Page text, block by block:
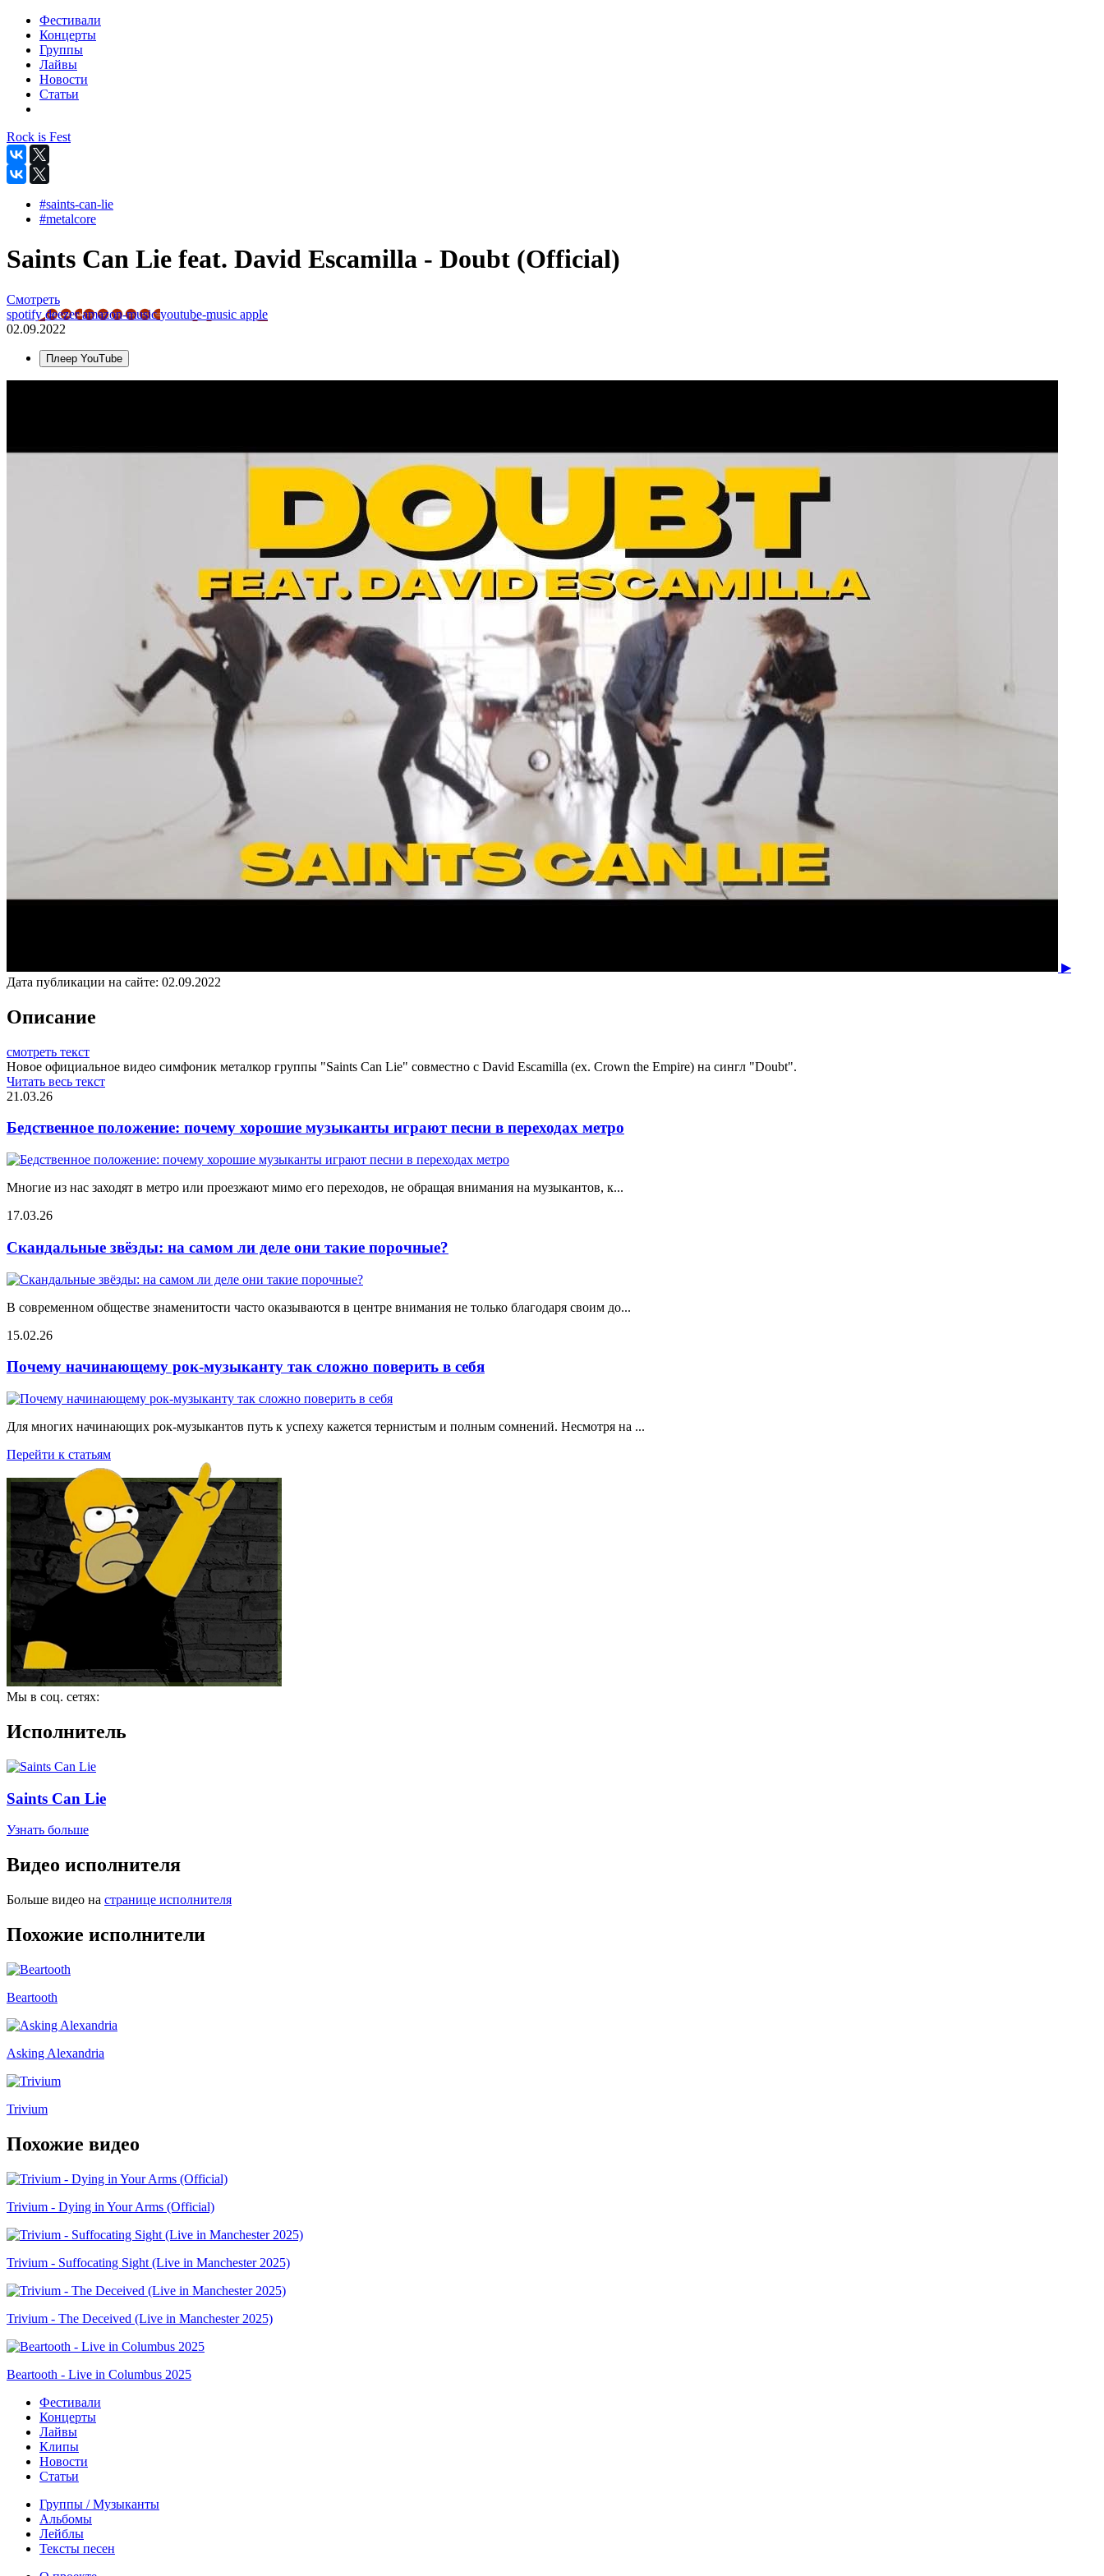
Фестивали
Концерты
Группы
Лайвы
Новости
Статьи
Rock is Fest
#saints-can-lie
#metalcore
Saints Can Lie feat. David Escamilla - Doubt (Official)
Смотреть
spotifydeezeramazon-musicyoutube-music apple
02.09.2022
Плеер YouTube
▶
Дата публикации на сайте: 02.09.2022
Описание
смотреть текст
Новое официальное видео симфоник металкор группы "Saints Can Lie" совместно с David Escamilla (ex. Crown the Empire) на сингл "Doubt".
Читать весь текст
21.03.26
Бедственное положение: почему хорошие музыканты играют песни в переходах метро
Многие из нас заходят в метро или проезжают мимо его переходов, не обращая внимания на музыкантов, к...
17.03.26
Скандальные звёзды: на самом ли деле они такие порочные?
В современном обществе знаменитости часто оказываются в центре внимания не только благодаря своим до...
15.02.26
Почему начинающему рок-музыканту так сложно поверить в себя
Для многих начинающих рок-музыкантов путь к успеху кажется тернистым и полным сомнений. Несмотря на ...
Перейти к статьям
Мы в соц. сетях:
Исполнитель
Saints Can Lie
Узнать больше
Видео исполнителя
Больше видео на странице исполнителя
Похожие исполнители
Beartooth
Asking Alexandria
Trivium
Похожие видео
Trivium - Dying in Your Arms (Official)
Trivium - Suffocating Sight (Live in Manchester 2025)
Trivium - The Deceived (Live in Manchester 2025)
Beartooth - Live in Columbus 2025
Фестивали
Концерты
Лайвы
Клипы
Новости
Статьи
Группы / Музыканты
Альбомы
Лейблы
Тексты песен